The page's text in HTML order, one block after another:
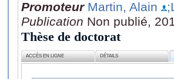
Promoteur Martin, Alain
Publication Non publié,
Thèse de doctorat
ACCÈS EN LIGNE DÉTAILS